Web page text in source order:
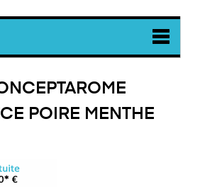
POIRE MENTHE